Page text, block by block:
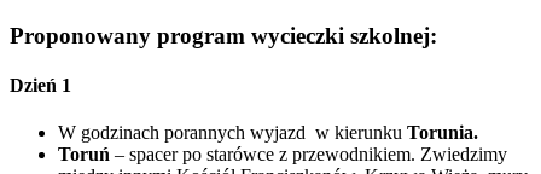
Proponowany program wycieczki szkolnej:
Dzień 1
W godzinach porannych wyjazd w kierunku Torunia.
Toruń – spacer po starówce z przewodnikiem. Zwiedzimy